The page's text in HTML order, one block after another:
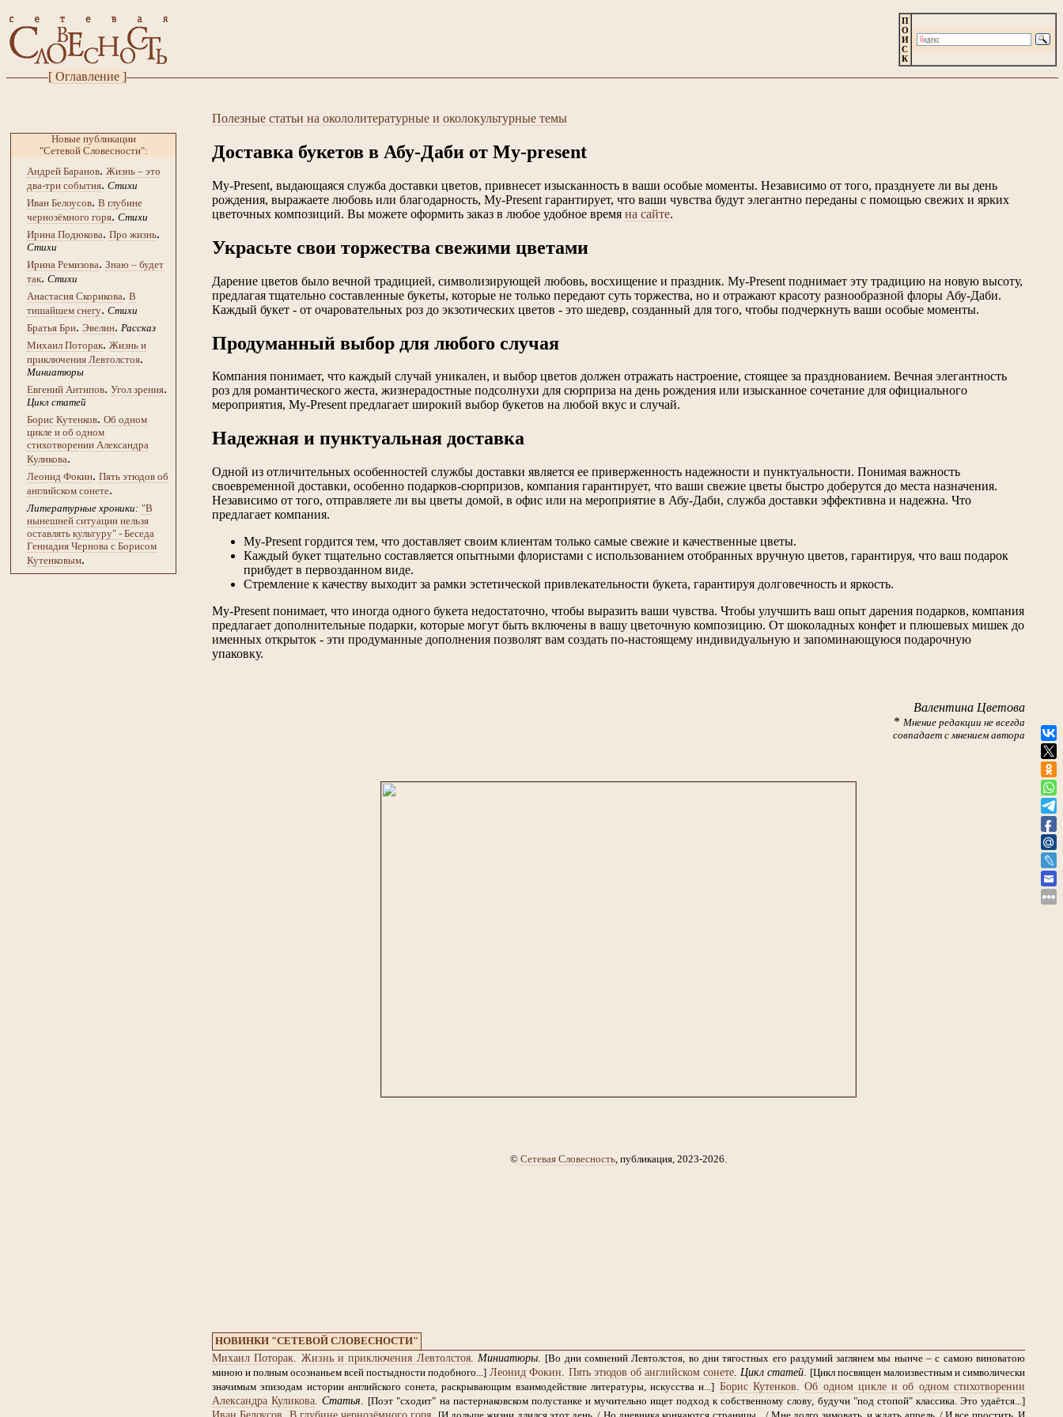
[ Оглавление ]
Новые публикации
"Сетевой Словесности":
Андрей Баранов. Жизнь – это
два-три события. Стихи
Иван Белоусов. В глубине
чернозёмного горя. Стихи
Ирина Подюкова. Про жизнь.
Стихи
Ирина Ремизова. Знаю – будет
так. Стихи
Анастасия Скорикова. В
тишайшем снегу. Стихи
Братья Бри. Эвелин. Рассказ
Михаил Поторак. Жизнь и
приключения Левтолстоя.
Миниатюры
Евгений Антипов. Угол зрения.
Цикл статей
Борис Кутенков. Об одном
цикле и об одном
стихотворении Александра
Куликова.
Леонид Фокин. Пять этюдов об
английском сонете.
Литературные хроники: "В
нынешней ситуации нельзя
оставлять культуру" - Беседа
Геннадия Чернова с Борисом
Кутенковым.
П
О
И
С
К
Полезные статьи на окололитературные и околокультурные темы
Доставка букетов в Абу-Даби от My-present
My-Present, выдающаяся служба доставки цветов, привнесет изысканность в ваши особые моменты. Независимо от того, празднуете ли вы день
рождения, выражаете любовь или благодарность, My-Present гарантирует, что ваши чувства будут элегантно переданы с помощью свежих и ярких
цветочных композиций. Вы можете оформить заказ в любое удобное время на сайте.
Украсьте свои торжества свежими цветами
Дарение цветов было вечной традицией, символизирующей любовь, восхищение и праздник. My-Present поднимает эту традицию на новую высоту,
предлагая тщательно составленные букеты, которые не только передают суть торжества, но и отражают красоту разнообразной флоры Абу-Даби.
Каждый букет - от очаровательных роз до экзотических цветов - это шедевр, созданный для того, чтобы подчеркнуть ваши особые моменты.
Продуманный выбор для любого случая
Компания понимает, что каждый случай уникален, и выбор цветов должен отражать настроение, стоящее за празднованием. Вечная элегантность
роз для романтического жеста, жизнерадостные подсолнухи для сюрприза на день рождения или изысканное сочетание для официального
мероприятия, My-Present предлагает широкий выбор букетов на любой вкус и случай.
Надежная и пунктуальная доставка
Одной из отличительных особенностей службы доставки является ее приверженность надежности и пунктуальности. Понимая важность
своевременной доставки, особенно подарков-сюрпризов, компания гарантирует, что ваши свежие цветы быстро доберутся до места назначения.
Независимо от того, отправляете ли вы цветы домой, в офис или на мероприятие в Абу-Даби, служба доставки эффективна и надежна. Что
предлагает компания.
My-Present гордится тем, что доставляет своим клиентам только самые свежие и качественные цветы.
Каждый букет тщательно составляется опытными флористами с использованием отобранных вручную цветов, гарантируя, что ваш подарок
прибудет в первозданном виде.
Стремление к качеству выходит за рамки эстетической привлекательности букета, гарантируя долговечность и яркость.
My-Present понимает, что иногда одного букета недостаточно, чтобы выразить ваши чувства. Чтобы улучшить ваш опыт дарения подарков, компания
предлагает дополнительные подарки, которые могут быть включены в вашу цветочную композицию. От шоколадных конфет и плюшевых мишек до
именных открыток - эти продуманные дополнения позволят вам создать по-настоящему индивидуальную и запоминающуюся подарочную
упаковку.
Валентина Цветова
* Мнение редакции не всегда
совпадает с мнением автора
© Сетевая Словесность, публикация, 2023-2026.
НОВИНКИ "СЕТЕВОЙ СЛОВЕСНОСТИ"
Михаил Поторак. Жизнь и приключения Левтолстоя. Миниатюры. [Во дни сомнений Левтолстоя, во дни тягостных его раздумий заглянем мы нынче – с самою виноватою
миною и полным осознаньем всей постыдности подобного...] Леонид Фокин. Пять этюдов об английском сонете. Цикл статей. [Цикл посвящен малоизвестным и символически
значимым эпизодам истории английского сонета, раскрывающим взаимодействие литературы, искусства и...] Борис Кутенков.Об одном цикле и об одном стихотворении
Александра Куликова.Статья. [Поэт "сходит" на пастернаковском полустанке и мучительно ищет подход к собственному слову, будучи "под стопой" классика. Это удаётся...]